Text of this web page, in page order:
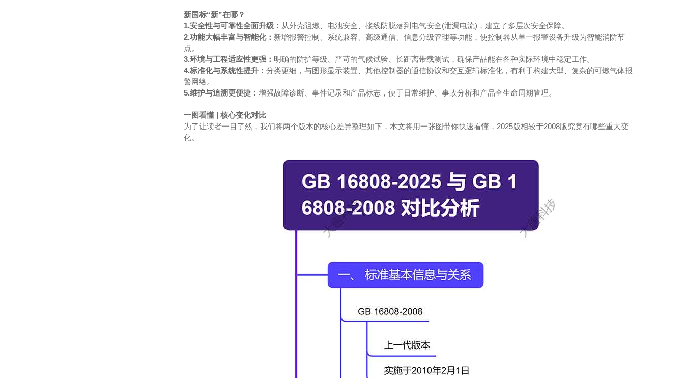
新国标“新”在哪？
1.安全性与可靠性全面升级： 从外壳阻燃、电池安全、接线防脱落到电气安全(泄漏电流)，建立了多层次安全保障。
2.功能大幅丰富与智能化： 新增报警控制、系统兼容、高级通信、信息分级管理等功能，使控制器从单一报警设备升级为智能消防节
点。
3.环境与工程适应性更强： 明确的防护等级、严苛的气候试验、长距离带载测试，确保产品能在各种实际环境中稳定工作。
4.标准化与系统性提升：分类更细，与图形显示装置、其他控制器的通信协议和交互逻辑标准化，有利于构建大型、复杂的可燃气体报
警网络。
5.维护与追溯更便捷：增强故障诊断、事件记录和产品标志，便于日常维护、事故分析和产品全生命周期管理。
一图看懂 | 核心变化对比
为了让读者一目了然，我们将两个版本的核心差异整理如下，本文将用一张图带你快速看懂，2025版相较于2008版究竟有哪些重大变
化。